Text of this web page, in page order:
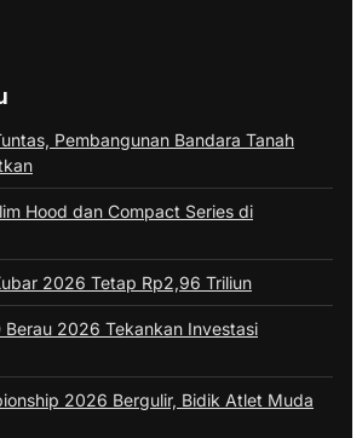
Pembangunan Bandara Tanah
Hood dan Compact Series di
2026 Tetap Rp2,96 Triliun
Berau 2026 Tekankan Investasi
2026 Bergulir, Bidik Atlet Muda